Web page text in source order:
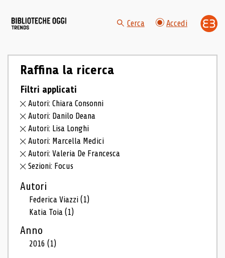
Cerca Accedi
Raffina la ricerca
Filtri applicati
Autori: Chiara Consonni
Autori: Danilo Deana
Autori: Lisa Longhi
Autori: Marcella Medici
Autori: Valeria De Francesca
Sezioni: Focus
Autori
Federica Viazzi(1)
Katia Toia(1)
Anno
2016(1)